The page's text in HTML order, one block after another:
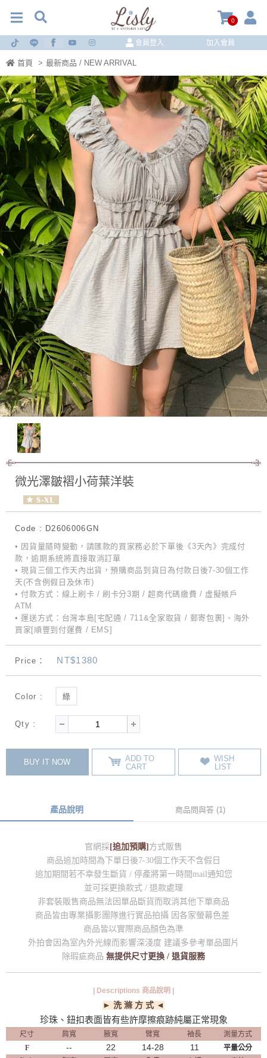
0
會員登入 加入會員
首頁 > 最新商品 / NEW ARRIVAL
微光澤皺褶小荷葉洋裝
Code : D2606006GN
• 因貨量隨時變動，請匯款的買家務必於下單後《3天內》完成付
款，逾期系統將直接取消訂單
• 現貨三個工作天內出貨，預購商品到貨日為付款日後7-30個工作
天(不含例假日及休市)
• 付款方式：線上刷卡 / 刷卡分3期 / 超商代碼繳費 / 虛擬帳戶
ATM
• 運送方式：台灣本島[宅配通 / 711&全家取貨 / 郵寄包裹]、海外
買家[順豐到付運費 / EMS]
Price： NT$1380
Color : 綠
Qty :
BUY IT NOW
ADD TO
CART
WISH
LIST
產品說明 商品問與答 (1)
官網採 [追加預購] 方式販售
商品追加時間為下單日後7-30個工作天不含假日
追加期間若不幸發生斷貨 / 停產將第一時間mail通知您
並可採更換款式 / 退款處理
非套裝販售商品無法因單品斷貨而取消其他下單商品
商品皆由專業攝影團隊進行實品拍攝 因各家螢幕色差
商品皆以實際商品顏色為準
外拍會因為室內外光線而影響深淺度 建議多參考單品圖片
除瑕疵商品 無提供尺寸更換 / 退貨服務
| Descriptions 商品說明 |
► 洗 滌 方 式 ◄
珍珠、鈕扣表面皆有些許摩擦痕跡純屬正常現象
尺寸 肩寬 腋寬 臂寬 袖長
測量方式
F
-- 22 14-28 11
平量公分